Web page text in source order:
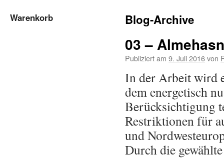
Blog-Archive
03 –
Publiziert am 9. Juli 2016von
In der Arbeit wird
dem energetisch
Berücksichtigung
Restriktionen für
und
Durch die
Warenkorb